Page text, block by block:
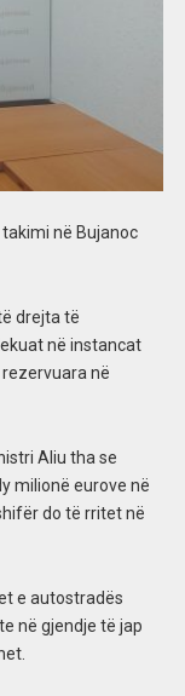
në Bujanoc
drejta të
në instancat
në
Aliu tha se
milionë eurove në
do të rritet në
e autostradës
në gjendje të jap